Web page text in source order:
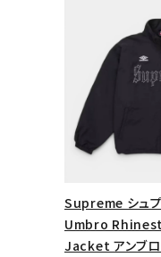
Supreme シュ
Umbro
Jacket アンブロ